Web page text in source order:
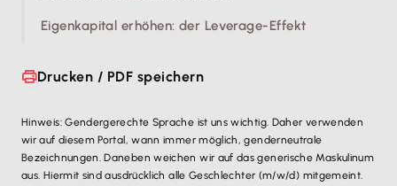
Eigenkapital erhöhen: der Leverage-Effekt
Drucken / PDF speichern
Hinweis: Gendergerechte Sprache ist uns wichtig. Daher verwenden
wir auf diesem Portal, wann immer möglich, genderneutrale
Bezeichnungen. Daneben weichen wir auf das generische Maskulinum
aus. Hiermit sind ausdrücklich alle Geschlechter (m/w/d) mitgemeint.